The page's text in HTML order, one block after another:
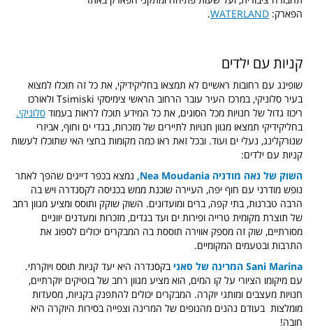
הפארק: WATERLAND
.
קניות עם ילדים
שופינג עם רחובות ראשיים לא תמצאו בחליקידיקי, את כל זה תוכלו למצוא
בעיר סלוניקי,
במרכז העיר עובר הרחוב הראשי צימיסקי Tsimiski ולאורכו
ריכוז גדול של חנויות מכל הסוגים, את כל המידע תוכלו לראות בעמוד סלוניקי.
בחליקידיקי תמצאו מגוון חנויות לתיירים של מזכרות, בגדי ים וחוף, אביזרי
שנורקלינג, נעלי ים ועוד. ובכל זאת ראו כמה מקומות בחצי האי שתוכלו לעשות
קניות עם ילדים:
השוק של נאה מודניה Nea Moudania,
נמצא בכפר דייגים שהפך לאתר
נופש מודרני עם חוף יפה, העיירה שוכנת ממש בכניסה לקסנדרה ויש בה
הרבה טברנות, בתי קפה, ברים ומועדונים. השוק שוקק ותוסס ומציע מגוון רחב
של תוצרת מקומית טרייה ופירות ים ועד בגדים, מזכרות ומעדנים יווניים
מסורתיים, שוק זה מספק אווירה תוססת בה המבקרים יכולים לספוג את
התרבות ובטעמים המקומיים.
Sani Marina המרינה של סאני בקסנדרה היא יעד קניות תוסס ויוקרתי.
עם מיקומו הציורי על קו המים, הוא מציע מגוון רחב של בוטיקים יוקרתיים,
חנויות מעצבים ומותגי יוקרה. המבקרים יכולים להתפנק בקניות, מסעדות
מומלצות בעודם נהנים מהנופים של המרינה וצפייה בסירות היוקרה היא
חובה!